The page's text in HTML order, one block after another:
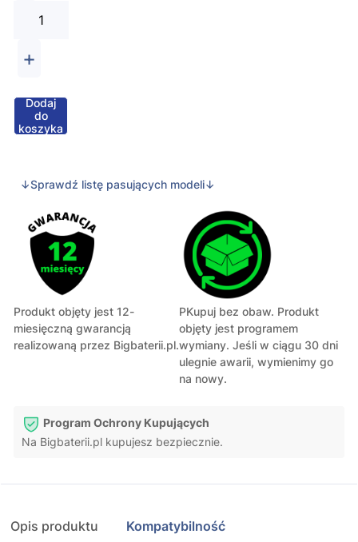
+
Dodaj
do
koszyka
↓Sprawdź listę pasujących modeli↓
Produkt objęty jest 12-
miesięczną gwarancją
realizowaną przez Bigbaterii.pl.
PKupuj bez obaw. Produkt
objęty jest programem
wymiany. Jeśli w ciągu 30 dni
ulegnie awarii, wymienimy go
na nowy.
Program Ochrony Kupujących
Na Bigbaterii.pl kupujesz bezpiecznie.
Opis produktu Kompatybilność